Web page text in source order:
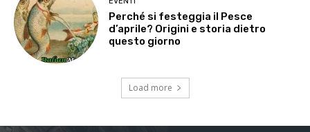
Perché si festeggia il Pesce
d’aprile? Origini e storia dietro
questo giorno
Load more